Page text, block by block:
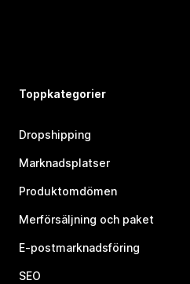
Toppkategorier
Dropshipping
Marknadsplatser
Produktomdömen
Merförsäljning och paket
E-postmarknadsföring
SEO